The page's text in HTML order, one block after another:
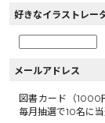
好きなイラストレー
メールアドレス
図書カード（1000
毎月抽選で10名に当